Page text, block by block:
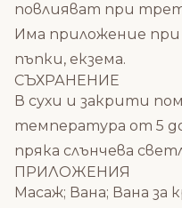
повлияват при
Има приложение при
пъпки, екзема.
СЪХРАНЕНИЕ
В сухи и закрити
температура от 5 до
пряка слънчева
ПРИЛОЖЕНИЯ
Масаж; Вана; Вана за